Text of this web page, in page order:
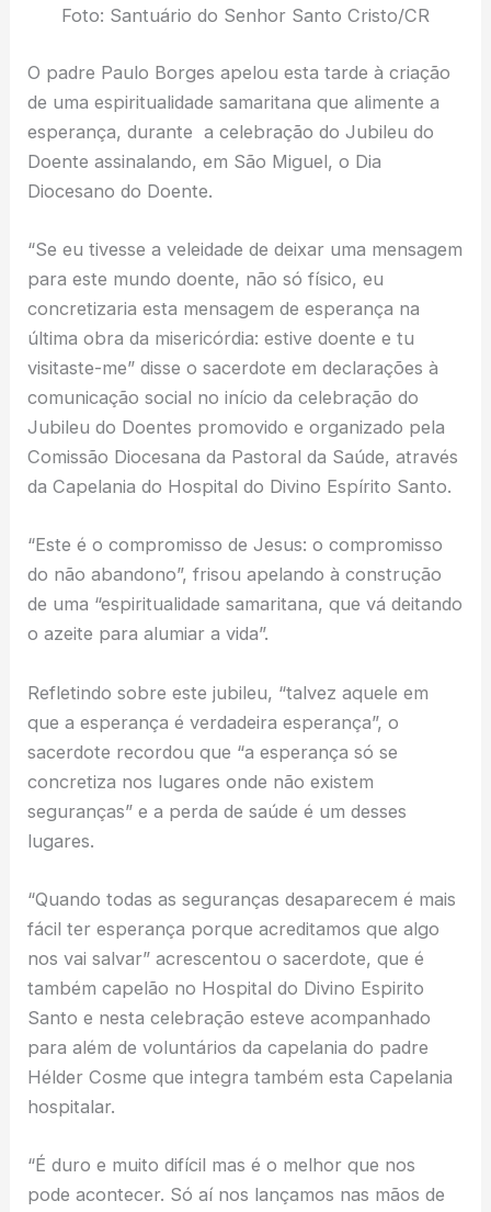
Foto: Santuário do Senhor Santo Cristo/CR
O padre Paulo Borges apelou esta tarde à criação
de uma espiritualidade samaritana que alimente a
esperança, durante a celebração do Jubileu do
Doente assinalando, em São Miguel, o Dia
Diocesano do Doente.
“Se eu tivesse a veleidade de deixar uma mensagem
para este mundo doente, não só físico, eu
concretizaria esta mensagem de esperança na
última obra da misericórdia: estive doente e tu
visitaste-me” disse o sacerdote em declarações à
comunicação social no início da celebração do
Jubileu do Doentes promovido e organizado pela
Comissão Diocesana da Pastoral da Saúde, através
da Capelania do Hospital do Divino Espírito Santo.
“Este é o compromisso de Jesus: o compromisso
do não abandono”, frisou apelando à construção
de uma “espiritualidade samaritana, que vá deitando
o azeite para alumiar a vida”.
Refletindo sobre este jubileu, “talvez aquele em
que a esperança é verdadeira esperança”, o
sacerdote recordou que “a esperança só se
concretiza nos lugares onde não existem
seguranças” e a perda de saúde é um desses
lugares.
“Quando todas as seguranças desaparecem é mais
fácil ter esperança porque acreditamos que algo
nos vai salvar” acrescentou o sacerdote, que é
também capelão no Hospital do Divino Espirito
Santo e nesta celebração esteve acompanhado
para além de voluntários da capelania do padre
Hélder Cosme que integra também esta Capelania
hospitalar.
“É duro e muito difícil mas é o melhor que nos
pode acontecer. Só aí nos lançamos nas mãos de